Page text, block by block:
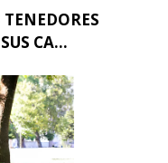
CA...